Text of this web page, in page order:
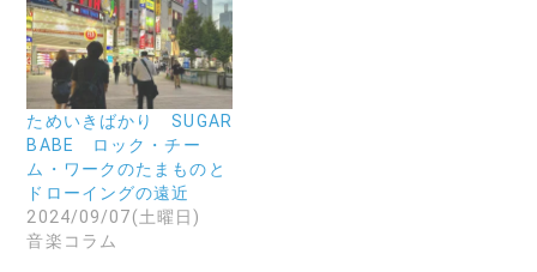
さ
い
(
新
し
い
ウ
ィ
ン
ド
ウ
で
開
き
ま
す
ウ
ィ
ン
ド
ウ
で
開
き
ま
す
)
す
)
ためいきばかり SUGAR
BABE ロック・チー
ム・ワークのたまものと
ドローイングの遠近
2024/09/07(土曜日)
音楽コラム